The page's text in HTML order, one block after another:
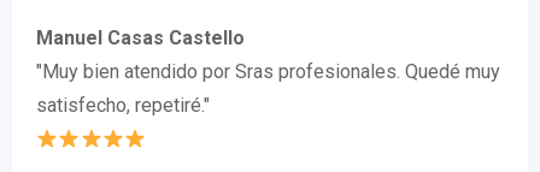
Manuel Casas Castello
"Muy bien atendido por Sras profesionales. Quedé muy
satisfecho, repetiré."